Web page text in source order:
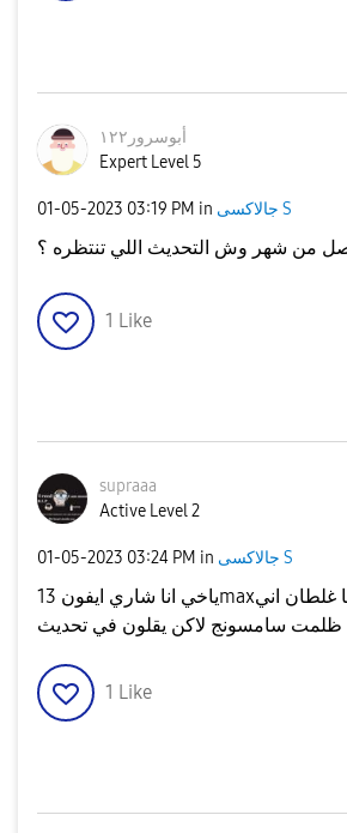
أبوسرور١٢٢
Expert Level 5
‎01-05-2023 03:19 PM in جالاكسى S
1 Like
supraaa
Active Level 2
‎01-05-2023 03:24 PM in جالاكسى S
ياخي انا شاري ايفون 13maxوما عجبني ابداً انا غلطان اني
ظلمت سامسونج لاكن يقلون في تحديث
1 Like